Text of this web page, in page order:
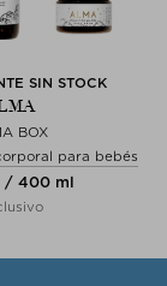
SIN STOCK
BOX
para bebés
/ 400 ml